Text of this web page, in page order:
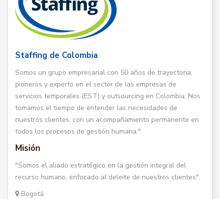
Staffing de Colombia
Somos un grupo empresarial con 50 años de trayectoria,
pioneros y experto en el sector de las empresas de
servicios temporales (EST) y outsourcing en Colombia. Nos
tomamos el tiempo de entender las necesidades de
nuestros clientes, con un acompañamiento permanente en
todos los procesos de gestión humana."
Misión
"Somos el aliado estratégico en la gestión integral del
recurso humano, enfocado al deleite de nuestros clientes".
Bogotá